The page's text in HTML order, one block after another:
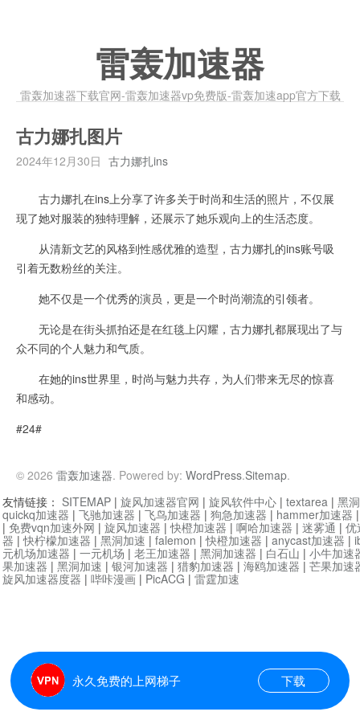
雷轰加速器
雷轰加速器下载官网-雷轰加速器vp免费版-雷轰加速app官方下载
古力娜扎图片
2024年12月30日 古力娜扎ins
古力娜扎在ins上分享了许多关于时尚和生活的照片，不仅展
现了她对服装的独特理解，还展示了她乐观向上的生活态度。
从清新文艺的风格到性感优雅的造型，古力娜扎的ins账号吸
引着无数粉丝的关注。
她不仅是一个优秀的演员，更是一个时尚潮流的引领者。
无论是在街头抓拍还是在红毯上闪耀，古力娜扎都展现出了与
众不同的个人魅力和气质。
在她的ins世界里，时尚与魅力共存，为人们带来无尽的惊喜
和感动。
#24#
© 2026 雷轰加速器. Powered by: WordPress.Sitemap.
永久免费的上网梯子 下载
友情链接： SITEMAP | 旋风加速器官网 | 旋风软件中心 | textarea | 黑
quickq加速器 | 飞驰加速器 | 飞鸟加速器 | 狗急加速器 | hammer加速器
| 免费vqn加速外网 | 旋风加速器 |快橙加速器 | 啊哈加速器 | 迷雾通 | 优
器 |快柠檬加速器 | 黑洞加速 | falemon |快橙加速器 | anycast加速器 |
元机场加速器 | 一元机场 | 老王加速器 | 黑洞加速器 | 白石山 | 小牛加速
果加速器 | 黑洞加速 | 银河加速器 | 猎豹加速器 | 海鸥加速器 | 芒果加速
旋风加速器度器 | 哔咔漫画 | PicACG | 雷霆加速